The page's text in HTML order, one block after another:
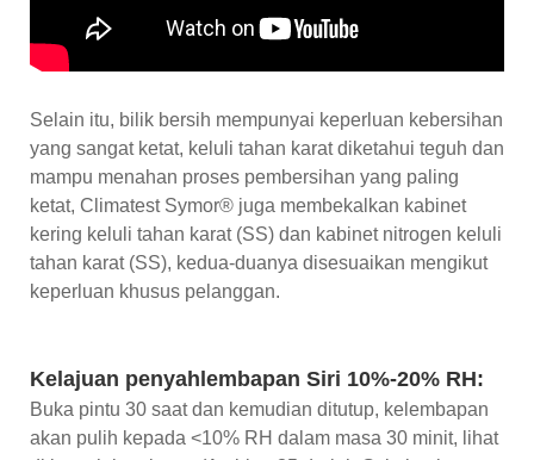
Selain itu, bilik bersih mempunyai keperluan kebersihan
yang sangat ketat, keluli tahan karat diketahui teguh dan
mampu menahan proses pembersihan yang paling
ketat, Climatest Symor® juga membekalkan kabinet
kering keluli tahan karat (SS) dan kabinet nitrogen keluli
tahan karat (SS), kedua-duanya disesuaikan mengikut
keperluan khusus pelanggan.
Kelajuan penyahlembapan Siri 10%-20% RH:
Buka pintu 30 saat dan kemudian ditutup, kelembapan
akan pulih kepada <10% RH dalam masa 30 minit, lihat